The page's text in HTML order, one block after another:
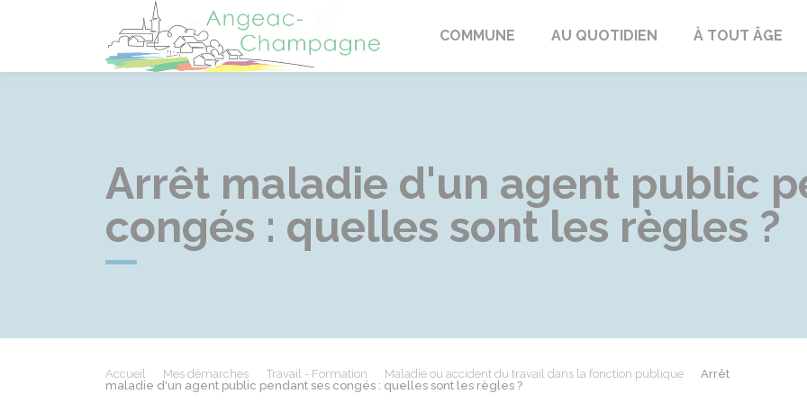
Angeac-Champagne
COMMUNE AU QUOTIDIEN À TOUT ÂGE
Arrêt maladie d'un agent public
congés : quelles sont les règles ?
Accueil Mes démarches Travail - Formation Maladie ou accident du travail dans la fonction publique
Arrêt
maladie d'un agent public pendant ses congés : quelles sont les règles ?